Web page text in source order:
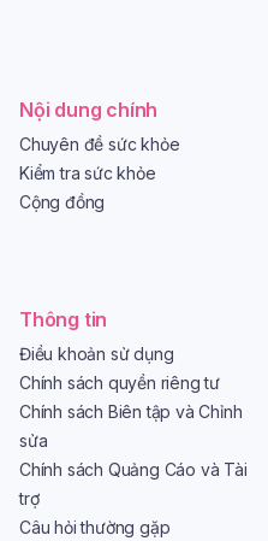
Nội dung chính
Chuyên đề sức khỏe
Kiểm tra sức khỏe
Cộng đồng
Thông tin
Điều khoản sử dụng
Chính sách quyền riêng tư
Chính sách Biên tập và Chỉnh
sửa
Chính sách Quảng Cáo và Tài
trợ
Câu hỏi thường gặp